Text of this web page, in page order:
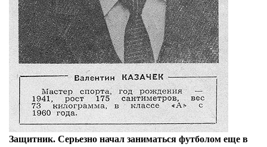
Защитник. Серьезно начал заниматься футболом еще в